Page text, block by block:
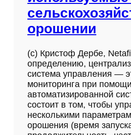
орошении
(с) Кристоф Дербе,
определению,
система управления —
мониторинга при помощи
автоматизированной
состоит в том, чтобы
несколькими
орошения (время